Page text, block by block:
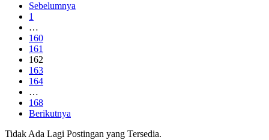
Sebelumnya
1
…
160
161
162
163
164
…
168
Berikutnya
Tidak Ada Lagi Postingan yang Tersedia.